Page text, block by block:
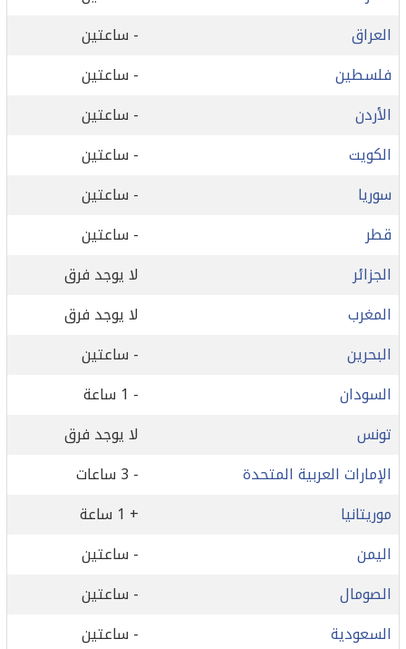
العراق
- ساعتين
فلسطين
- ساعتين
الأردن
- ساعتين
الكويت
- ساعتين
سوريا
- ساعتين
قطر
- ساعتين
الجزائر
لا يوجد فرق
المغرب
لا يوجد فرق
البحرين
- ساعتين
السودان
- 1 ساعة
تونس
لا يوجد فرق
الإمارات العربية المتحدة
- 3 ساعات
موريتانيا
+ 1 ساعة
اليمن
- ساعتين
الصومال
- ساعتين
السعودية
- ساعتين